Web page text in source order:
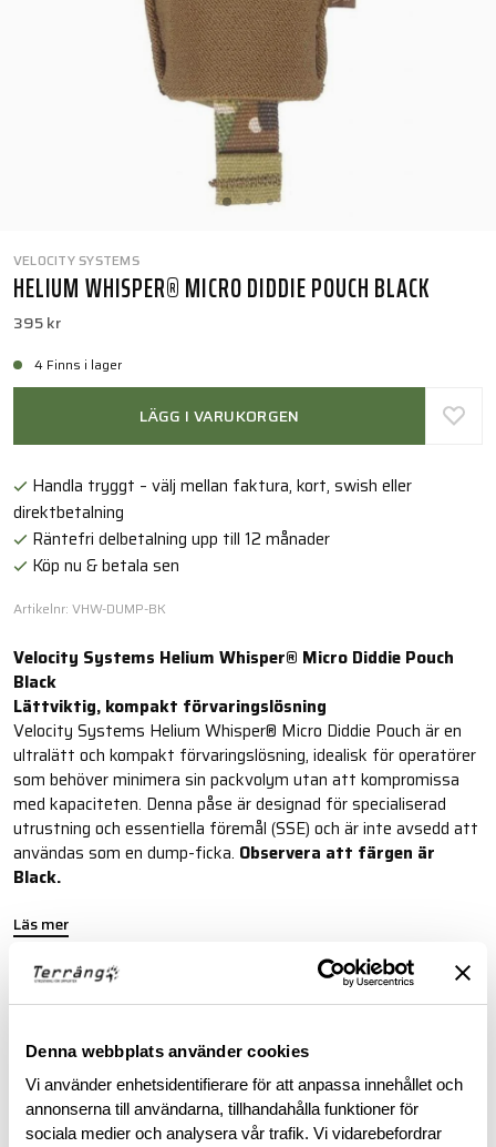
Denna webbplats använder cookies
Vi använder enhetsidentifierare för att anpassa innehållet och
annonserna till användarna, tillhandahålla funktioner för
sociala medier och analysera vår trafik. Vi vidarebefordrar
VELOCITY SYSTEMS
HELIUM WHISPER® MICRO DIDDIE POUCH BLACK
395 kr
4 Finns i lager
LÄGG I VARUKORGEN
Handla tryggt – välj mellan faktura, kort, swish eller
direktbetalning
Räntefri delbetalning upp till 12 månader
Köp nu & betala sen
Artikelnr: VHW-DUMP-BK
Velocity Systems Helium Whisper® Micro Diddie Pouch
Black
Lättviktig, kompakt förvaringslösning
Velocity Systems Helium Whisper® Micro Diddie Pouch är en
ultralätt och kompakt förvaringslösning, idealisk för operatörer
som behöver minimera sin packvolym utan att kompromissa
med kapaciteten. Denna påse är designad för specialiserad
utrustning och essentiella föremål (SSE) och är inte avsedd att
användas som en dump-ficka. Observera att färgen är
Black.
Läs mer